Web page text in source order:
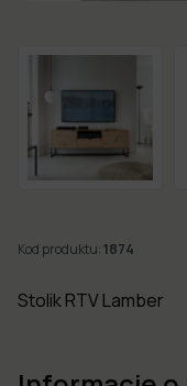
dni
Nowości
Kolekcje
Kod produktu:1874
Stolik RTV Lamber